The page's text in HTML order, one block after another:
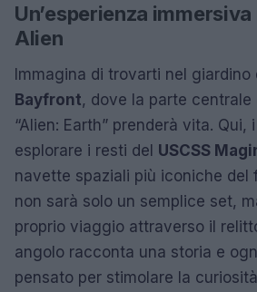
Un’esperienza
Alien
Immagina di trovarti nel giardino
Bayfront, dove la parte centrale
“Alien: Earth” prenderà vita.
esplorare i resti del USCSS
navette spaziali più iconiche del
non sarà solo un semplice set,
proprio viaggio attraverso il
angolo racconta una storia e
pensato per stimolare la